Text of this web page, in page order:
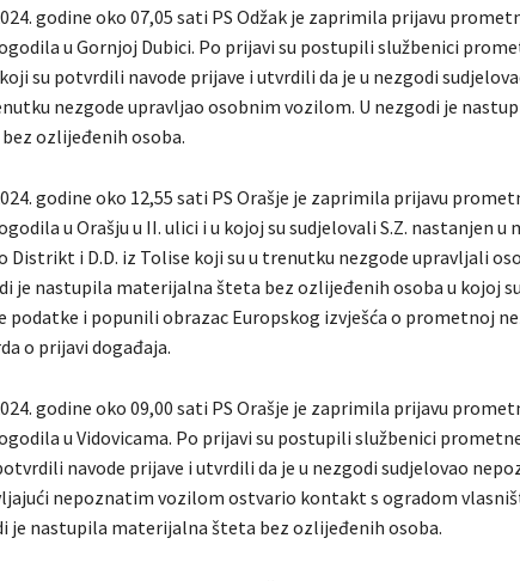
godine oko 07,05 sati PS Odžak je zaprimila prijavu
u Gornjoj Dubici. Po prijavi su postupili službenici
su potvrdili navode prijave i utvrdili da je u nezgodi
nezgode upravljao osobnim vozilom. U nezgodi je
ozlijeđenih osoba.
godine oko 12,55 sati PS Orašje je zaprimila prijavu
u Orašju u II. ulici i u kojoj su sudjelovali S.Z. nastanjen u
Distrikt i D.D. iz Tolise koji su u trenutku nezgode upravljali
je nastupila materijalna šteta bez ozlijeđenih osoba u kojoj
podatke i popunili obrazac Europskog izvješća o prometnoj
o prijavi događaja.
godine oko 09,00 sati PS Orašje je zaprimila prijavu
u Vidovicama. Po prijavi su postupili službenici
navode prijave i utvrdili da je u nezgodi sudjelovao
nepoznatim vozilom ostvario kontakt s ogradom
je nastupila materijalna šteta bez ozlijeđenih osoba.